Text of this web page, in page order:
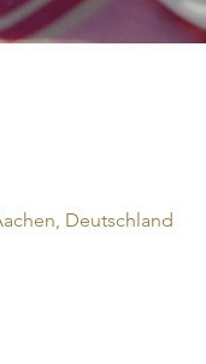
Deutschland